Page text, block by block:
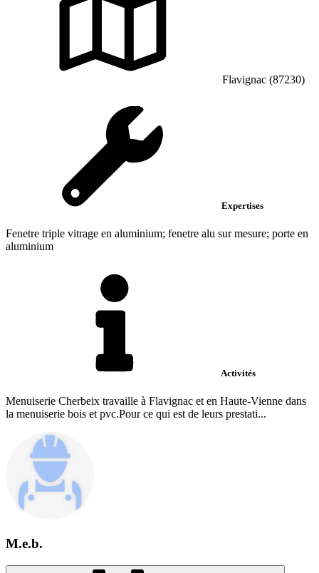
Flavignac (87230)
Expertises
Fenetre triple vitrage en aluminium; fenetre alu sur mesure; porte en
aluminium
Activités
Menuiserie Cherbeix travaille à Flavignac et en Haute-Vienne dans
la menuiserie bois et pvc.Pour ce qui est de leurs prestati...
M.e.b.